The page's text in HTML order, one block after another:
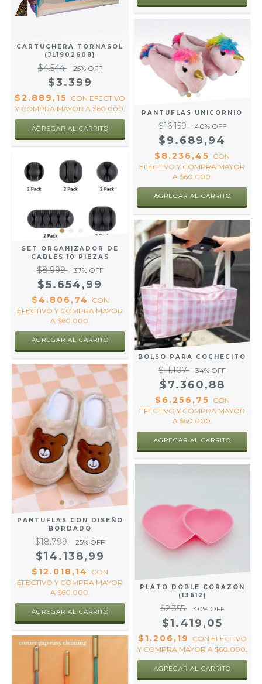
CARTUCHERA TORNASOL
(JL1902608)
$4.544 25% OFF
$3.399
$2.889,15 CON EFECTIVO
Y COMPRA MAYOR A $60.000.
PANTUFLAS UNICORNIO
$16.159 40% OFF
$9.689,94
$8.236,45 CON
EFECTIVO Y COMPRA MAYOR
A $60.000.
AGREGAR AL CARRITO
SET ORGANIZADOR DE
CABLES 10 PIEZAS
$8.999 37% OFF
$5.654,99
$4.806,74
CON
EFECTIVO Y COMPRA MAYOR
A $60.000.
AGREGAR AL CARRITO
BOLSO PARA COCHECITO
$11.107 34% OFF
$7.360,88
$6.256,75 CON
EFECTIVO Y COMPRA MAYOR
A $60.000.
AGREGAR AL CARRITO
PANTUFLAS CON DISEÑO
BORDADO
$18.799 25% OFF
$14.138,99
$12.018,14
CON
EFECTIVO Y COMPRA MAYOR
A $60.000.
AGREGAR AL CARRITO
PLATO DOBLE CORAZON
(13612)
$2.355 40% OFF
$1.419,05
$1.206,19 CON EFECTIVO
Y COMPRA MAYOR A $60.000.
AGREGAR AL CARRITO